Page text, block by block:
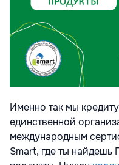
Именно так мы
единственной
международным
Smart, где ты